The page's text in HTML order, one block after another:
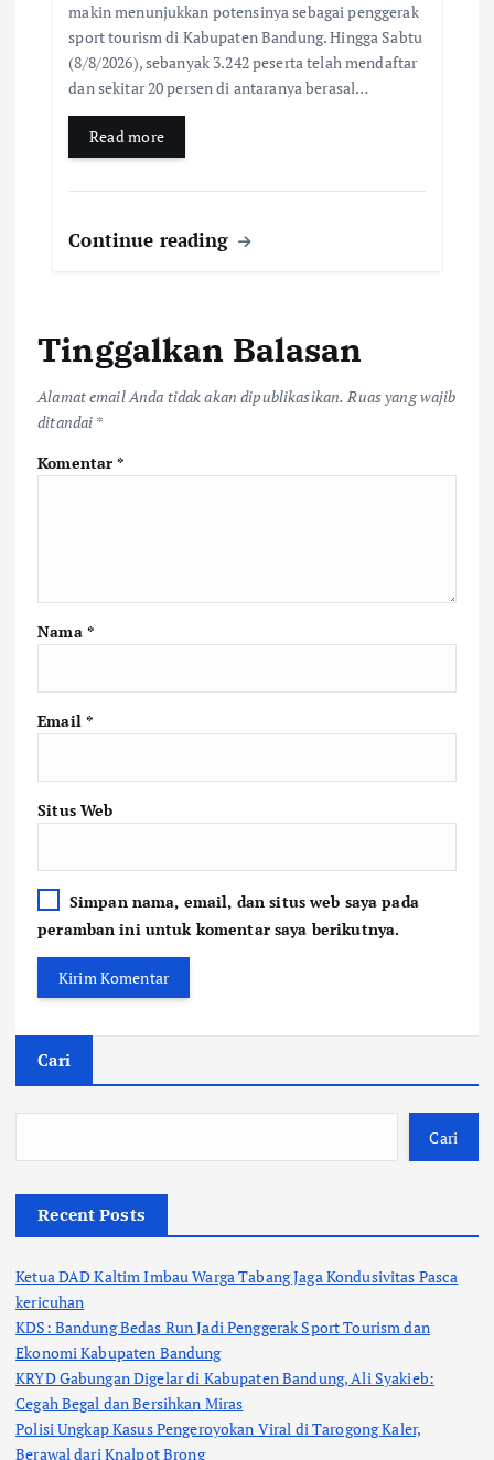
makin menunjukkan potensinya sebagai penggerak
sport tourism di Kabupaten Bandung. Hingga Sabtu
(8/8/2026), sebanyak 3.242 peserta telah mendaftar
dan sekitar 20 persen di antaranya berasal…
Read more
Continue reading
Tinggalkan Balasan
Alamat email Anda tidak akan dipublikasikan. Ruas yang wajib
ditandai *
Komentar*
Nama *
Email *
Situs Web
Simpan nama, email, dan situs web saya pada
peramban ini untuk komentar saya berikutnya.
Cari
Cari
Recent Posts
Ketua DAD Kaltim Imbau Warga Tabang Jaga Kondusivitas Pasca
kericuhan
KDS: Bandung Bedas Run Jadi Penggerak Sport Tourism dan
Ekonomi Kabupaten Bandung
KRYD Gabungan Digelar di Kabupaten Bandung, Ali Syakieb:
Cegah Begal dan Bersihkan Miras
Polisi Ungkap Kasus Pengeroyokan Viral di Tarogong Kaler,
Berawal dari Knalpot Brong